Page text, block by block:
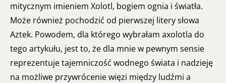
mitycznym imieniem Xolotl, bogiem ognia i światła.
Może również pochodzić od pierwszej litery słowa
Aztek. Powodem, dla którego wybrałam axolotla do
tego artykułu, jest to, że dla mnie w pewnym sensie
reprezentuje tajemniczość wodnego świata i nadzieję
na możliwe przywrócenie więzi między ludźmi a